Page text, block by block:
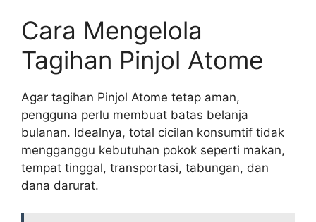
Cara Mengelola
Tagihan Pinjol Atome
Agar tagihan Pinjol Atome tetap aman,
pengguna perlu membuat batas belanja
bulanan. Idealnya, total cicilan konsumtif tidak
mengganggu kebutuhan pokok seperti makan,
tempat tinggal, transportasi, tabungan, dan
dana darurat.